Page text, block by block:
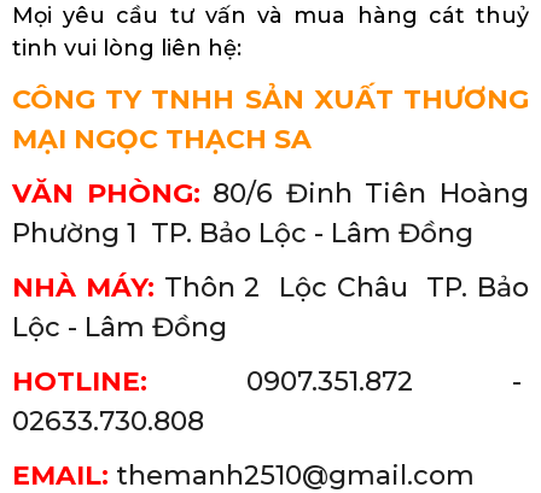
Mọi yêu cầu tư vấn và mua hàng cát thuỷ
tinh vui lòng liên hệ:
CÔNG TY TNHH SẢN XUẤT THƯƠNG
MẠI NGỌC THẠCH SA
VĂN PHÒNG: 80/6 Đinh Tiên Hoàng
Phường 1 TP. Bảo Lộc - Lâm Đồng
NHÀ MÁY: Thôn 2 Lộc Châu
TP. Bảo
Lộc - Lâm Đồng
HOTLINE:
0907.351.872 -
02633.730.808
EMAIL: themanh2510@gmail.com